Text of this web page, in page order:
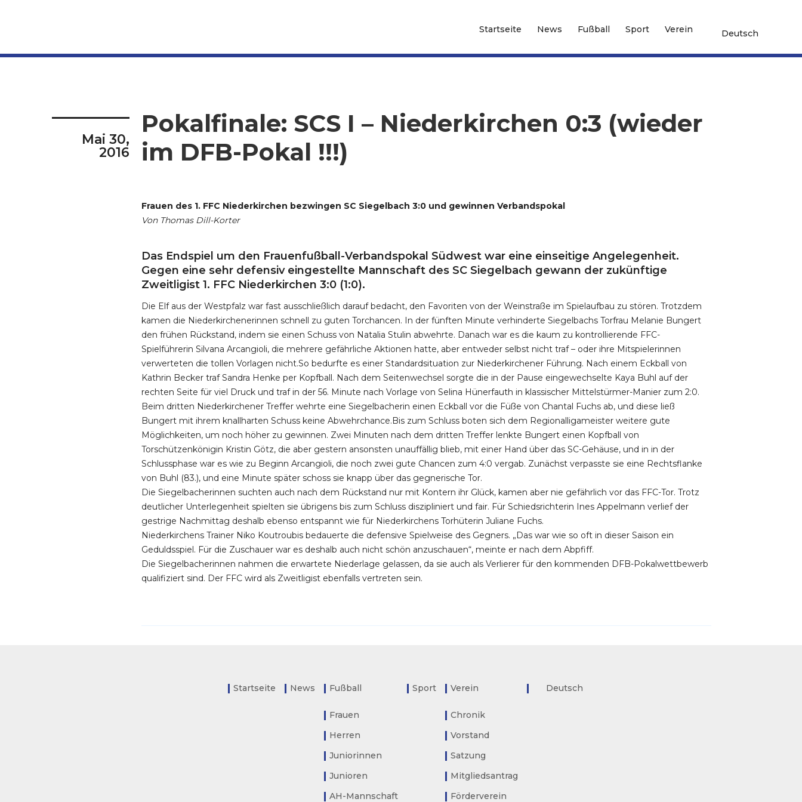
Startseite News Fußball Sport Verein Deutsch
Mai 30,
2016
Pokalfinale: SCS I – Niederkirchen 0:3 (wieder
im DFB-Pokal !!!)
Frauen des 1. FFC Niederkirchen bezwingen SC Siegelbach 3:0 und gewinnen Verbandspokal
Von Thomas Dill-Korter
Das Endspiel um den Frauenfußball-Verbandspokal Südwest war eine einseitige Angelegenheit.
Gegen eine sehr defensiv eingestellte Mannschaft des SC Siegelbach gewann der zukünftige
Zweitligist 1. FFC Niederkirchen 3:0 (1:0).
Die Elf aus der Westpfalz war fast ausschließlich darauf bedacht, den Favoriten von der Weinstraße im Spielaufbau zu stören. Trotzdem
kamen die Niederkirchenerinnen schnell zu guten Torchancen. In der fünften Minute verhinderte Siegelbachs Torfrau Melanie Bungert
den frühen Rückstand, indem sie einen Schuss von Natalia Stulin abwehrte. Danach war es die kaum zu kontrollierende FFC-
Spielführerin Silvana Arcangioli, die mehrere gefährliche Aktionen hatte, aber entweder selbst nicht traf – oder ihre Mitspielerinnen
verwerteten die tollen Vorlagen nicht.So bedurfte es einer Standardsituation zur Niederkirchener Führung. Nach einem Eckball von
Kathrin Becker traf Sandra Henke per Kopfball. Nach dem Seitenwechsel sorgte die in der Pause eingewechselte Kaya Buhl auf der
rechten Seite für viel Druck und traf in der 56. Minute nach Vorlage von Selina Hünerfauth in klassischer Mittelstürmer-Manier zum 2:0.
Beim dritten Niederkirchener Treffer wehrte eine Siegelbacherin einen Eckball vor die Füße von Chantal Fuchs ab, und diese ließ
Bungert mit ihrem knallharten Schuss keine Abwehrchance.Bis zum Schluss boten sich dem Regionalligameister weitere gute
Möglichkeiten, um noch höher zu gewinnen. Zwei Minuten nach dem dritten Treffer lenkte Bungert einen Kopfball von
Torschützenkönigin Kristin Götz, die aber gestern ansonsten unauffällig blieb, mit einer Hand über das SC-Gehäuse, und in in der
Schlussphase war es wie zu Beginn Arcangioli, die noch zwei gute Chancen zum 4:0 vergab. Zunächst verpasste sie eine Rechtsflanke
von Buhl (83.), und eine Minute später schoss sie knapp über das gegnerische Tor.
Die Siegelbacherinnen suchten auch nach dem Rückstand nur mit Kontern ihr Glück, kamen aber nie gefährlich vor das FFC-Tor. Trotz
deutlicher Unterlegenheit spielten sie übrigens bis zum Schluss diszipliniert und fair. Für Schiedsrichterin Ines Appelmann verlief der
gestrige Nachmittag deshalb ebenso entspannt wie für Niederkirchens Torhüterin Juliane Fuchs.
Niederkirchens Trainer Niko Koutroubis bedauerte die defensive Spielweise des Gegners. „Das war wie so oft in dieser Saison ein
Geduldsspiel. Für die Zuschauer war es deshalb auch nicht schön anzuschauen“, meinte er nach dem Abpfiff.
Die Siegelbacherinnen nahmen die erwartete Niederlage gelassen, da sie auch als Verlierer für den kommenden DFB-Pokalwettbewerb
qualifiziert sind. Der FFC wird als Zweitligist ebenfalls vertreten sein.
Startseite News Fußball
Frauen
Herren
Juniorinnen
Junioren
AH-Mannschaft
Sport Verein
Chronik
Vorstand
Satzung
Mitgliedsantrag
Förderverein
Deutsch